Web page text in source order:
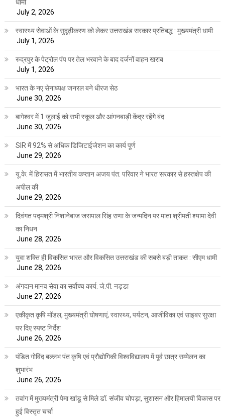
धामी
July 2, 2026
स्वास्थ्य सेवाओं के सुदृढ़ीकरण को लेकर उत्तराखंड सरकार प्रतिबद्ध : मुख्यमंत्री धामी
July 1, 2026
रुद्रपुर के पेट्रोल पंप पर तेल भरवाने के बाद दर्जनों वाहन खराब
July 1, 2026
भारत के नए सेनाध्यक्ष जनरल बने धीरज सेठ
June 30, 2026
बागेश्वर में 1 जुलाई को सभी स्कूल और आंगनबाड़ी केंद्र रहेंगे बंद
June 30, 2026
SIR में 92% से अधिक डिजिटाईजेशन का कार्य पूर्ण
June 29, 2026
यू.के. में हिरासत में भारतीय कप्तान अजय पंत: परिवार ने भारत सरकार से हस्तक्षेप की
अपील की
June 29, 2026
दिवंगत पद्मश्री निशानेबाज जसपाल सिंह राणा के जन्मदिन पर माता श्रीमती श्यामा देवी
का निधन
June 28, 2026
युवा शक्ति ही विकसित भारत और विकसित उत्तराखंड की सबसे बड़ी ताकत : सीएम धामी
June 28, 2026
अंगदान मानव सेवा का सर्वोच्च कार्य: जे.पी. नड्डा
June 27, 2026
एकीकृत कृषि मॉडल, मुख्यमंत्री घोषणाएं, स्वास्थ्य, पर्यटन, आजीविका एवं साइबर सुरक्षा
पर दिए स्पष्ट निर्देश
June 26, 2026
पंडित गोविंद बल्लभ पंत कृषि एवं प्रौद्योगिकी विश्वविद्यालय में पूर्व छात्र सम्मेलन का
शुभारंभ
June 26, 2026
तवांग में मुख्यमंत्री पेमा खांडू से मिले डॉ. संजीव चोपड़ा, सुशासन और हिमालयी विकास पर
हुई विस्तृत चर्चा